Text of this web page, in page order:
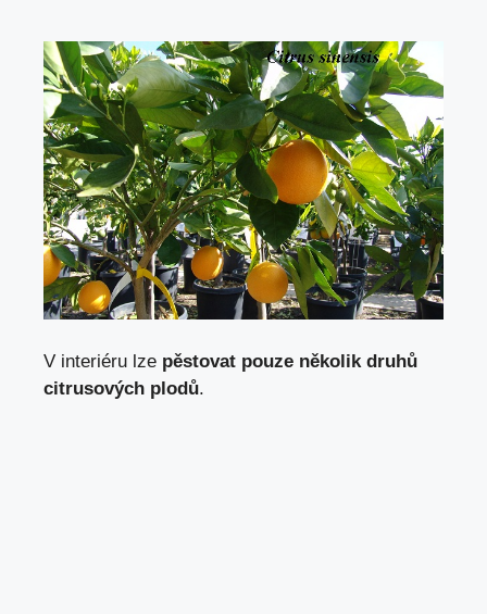
V interiéru lze pěstovat pouze několik druhů
citrusových plodů.